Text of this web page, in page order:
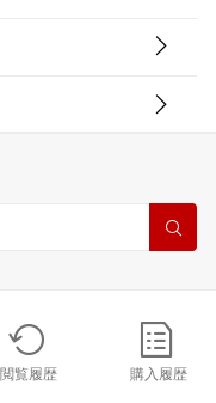
閲覧履歴 購入履歴